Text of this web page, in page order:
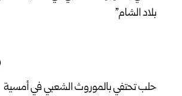
حلب تحتفي بالموروث الشعبي في أمسية